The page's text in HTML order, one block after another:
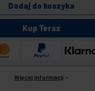
Dodaj do koszyka
Kup Teraz
Więcej informacji